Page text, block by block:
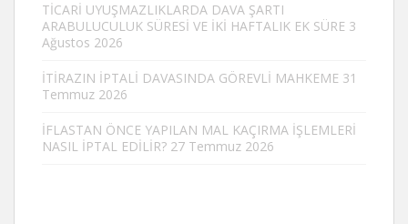
TİCARİ UYUŞMAZLIKLARDA DAVA ŞARTI
ARABULUCULUK SÜRESİ VE İKİ HAFTALIK EK SÜRE 3
Ağustos 2026
İTİRAZIN İPTALİ DAVASINDA GÖREVLİ MAHKEME 31
Temmuz 2026
İFLASTAN ÖNCE YAPILAN MAL KAÇIRMA İŞLEMLERİ
NASIL İPTAL EDİLİR? 27 Temmuz 2026